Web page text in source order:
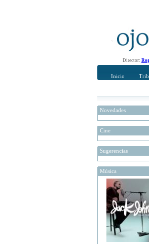
Director:
Inicio
Novedades
Cine
Sugerencias
Música